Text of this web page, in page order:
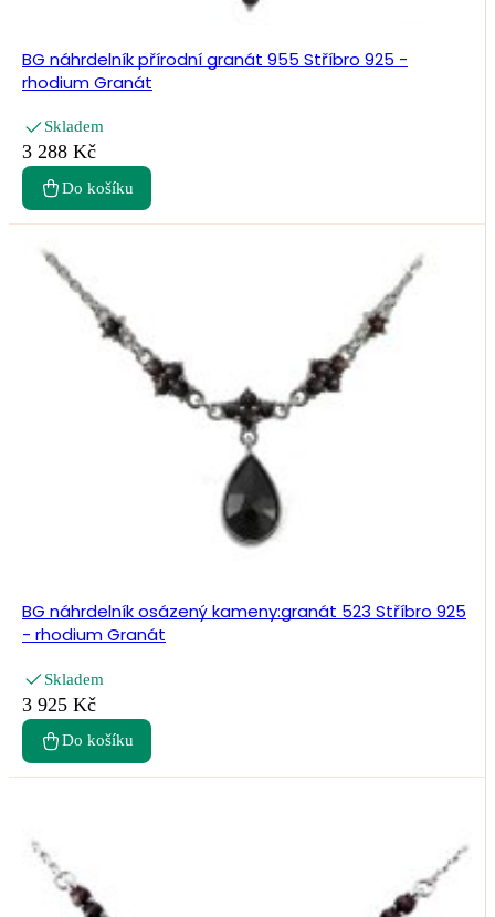
BG náhrdelník přírodní granát 955 Stříbro 925 -
rhodium Granát
Skladem
3 288 Kč
Do košíku
BG náhrdelník osázený kameny:granát 523 Stříbro 925
- rhodium Granát
Skladem
3 925 Kč
Do košíku